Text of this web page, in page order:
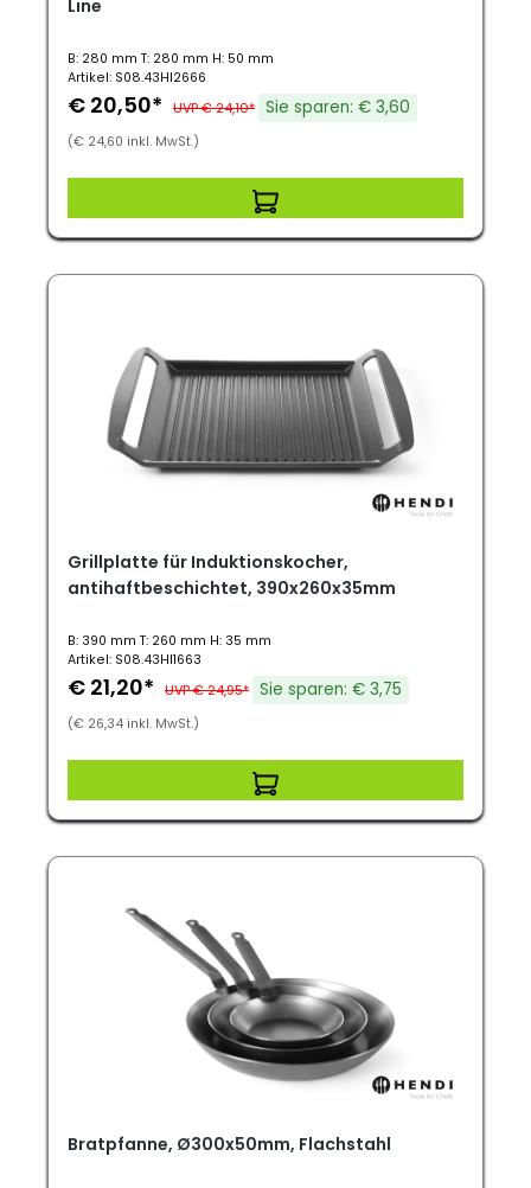
Line
B: 280 mm T: 280 mm H: 50 mm
Artikel: S08.43HI2666
€ 20,50* UVP € 24,10* Sie sparen: € 3,60
(€ 24,60 inkl. MwSt.)
Grillplatte für Induktionskocher,
antihaftbeschichtet, 390x260x35mm
B: 390 mm T: 260 mm H: 35 mm
Artikel: S08.43HI1663
€ 21,20* UVP € 24,95* Sie sparen: € 3,75
(€ 26,34 inkl. MwSt.)
Bratpfanne, Ø300x50mm, Flachstahl